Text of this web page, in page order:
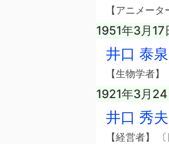
【アニメー
1951年3月17
井口 泰泉
【生物学者】
1921年3月
井口 秀夫
【経営者】